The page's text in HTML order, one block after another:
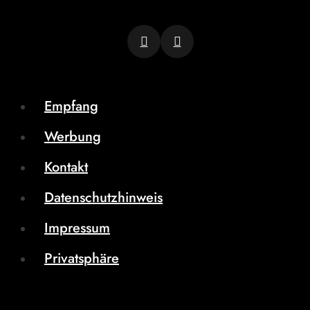
Empfang
Werbung
Kontakt
Datenschutzhinweis
Impressum
Privatsphäre